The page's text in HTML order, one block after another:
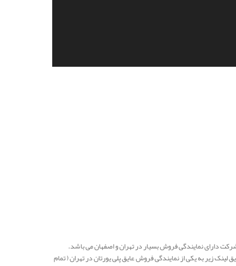
دارای نمایندگی فروش بسیار در تهران و اصفهان می باشد.
لینک زیر به یکی از نمایندگی فروش عایق پلی یورتان در تهران ( تمام